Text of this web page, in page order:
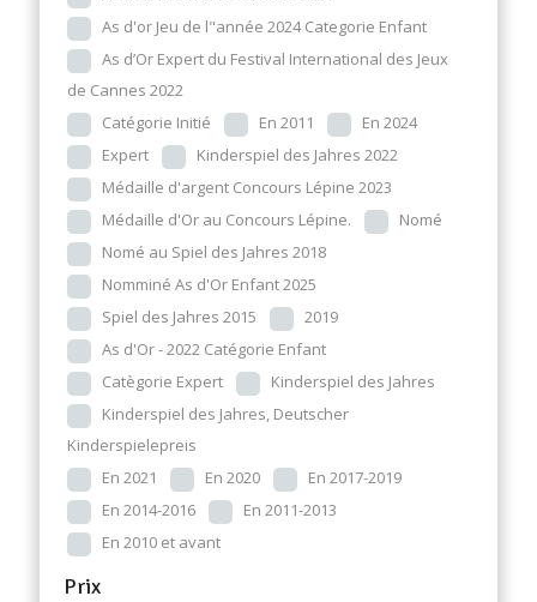
As d'or Jeu de l"année 2024 Categorie Enfant
As d’Or Expert du Festival International des Jeux
de Cannes 2022
Catégorie Initié
En 2011
En 2024
Expert
Kinderspiel des Jahres 2022
Médaille d'argent Concours Lépine 2023
Médaille d'Or au Concours Lépine.
Nomé
Nomé au Spiel des Jahres 2018
Nomminé As d'Or Enfant 2025
Spiel des Jahres 2015
2019
As d'Or - 2022 Catégorie Enfant
Catègorie Expert
Kinderspiel des Jahres
Kinderspiel des Jahres, Deutscher
Kinderspielepreis
En 2021
En 2020
En 2017-2019
En 2014-2016
En 2011-2013
En 2010 et avant
Prix